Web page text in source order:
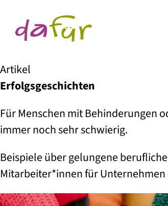
Artikel
Erfolgs­geschichten
Für Menschen mit Behinderungen
immer noch sehr schwierig.
Beispiele über gelungene
Mitarbeiter*innen für